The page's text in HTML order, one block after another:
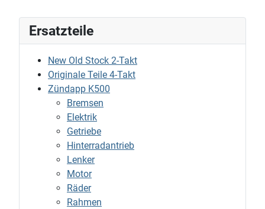
Ersatzteile
New Old Stock 2-Takt
Originale Teile 4-Takt
Zündapp K500
Bremsen
Elektrik
Getriebe
Hinterradantrieb
Lenker
Motor
Räder
Rahmen